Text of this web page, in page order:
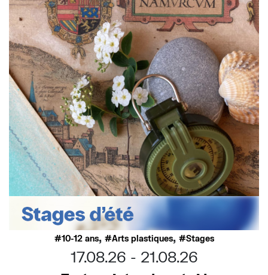
10-12 ans, Arts plastiques, Stages
17.08.26
21.08.26